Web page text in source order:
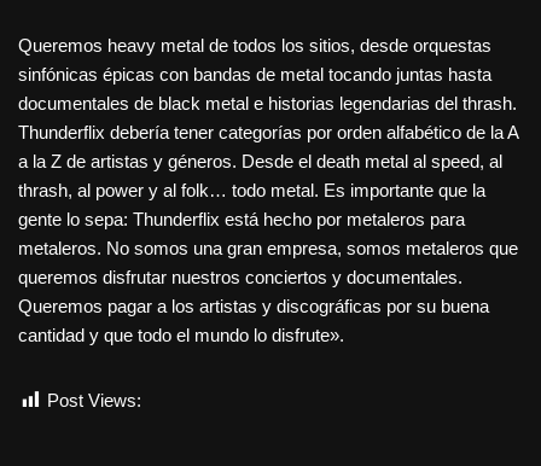
Queremos heavy metal de todos los sitios, desde orquestas
sinfónicas épicas con bandas de metal tocando juntas hasta
documentales de black metal e historias legendarias del thrash.
Thunderflix debería tener categorías por orden alfabético de la A
a la Z de artistas y géneros. Desde el death metal al speed, al
thrash, al power y al folk… todo metal. Es importante que la
gente lo sepa: Thunderflix está hecho por metaleros para
metaleros. No somos una gran empresa, somos metaleros que
queremos disfrutar nuestros conciertos y documentales.
Queremos pagar a los artistas y discográficas por su buena
cantidad y que todo el mundo lo disfrute».
Post Views: